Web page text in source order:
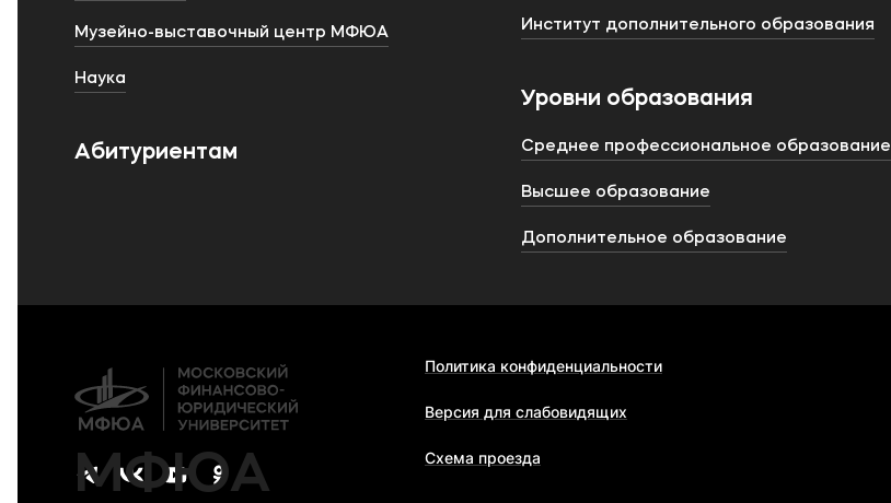
Музейно-выставочный центр МФЮА
Наука
Абитуриентам
Институт дополнительного образования
Уровни образования
Среднее профессиональное образование
Высшее образование
Дополнительное образование
МФЮА
Политика конфиденциальности
Версия для слабовидящих
Схема проезда